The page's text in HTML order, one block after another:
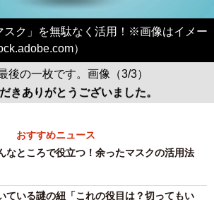
スク」を無駄なく活用！※画像はイメー
）
後の一枚です。画像（3/3）
きありがとうございました。
おすすめニュース
なところで役立つ！余ったマスクの活用法
ている謎の紐「これの役目は？切ってもい